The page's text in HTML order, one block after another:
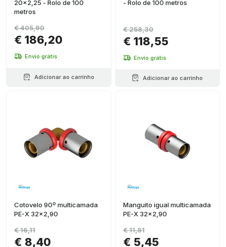
20x2,25 - Rolo de 100
metros
€ 186,20
€ 405,90
Envio grátis
Adicionar ao carrinho
- Rolo de 100 metros
€ 118,55
€ 258,30
Envio grátis
Adicionar ao carrinho
Cotovelo 90º multicamada
PE-X 32x2,90
€ 8,40
€ 16,11
Manguito igual multicamada
PE-X 32x2,90
€ 5,45
€ 11,81